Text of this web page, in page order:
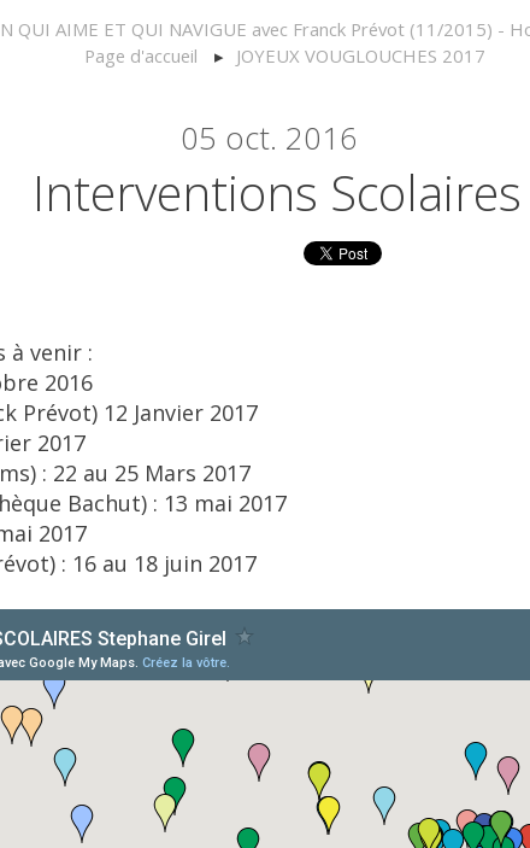
QUI AIME ET QUI NAVIGUE avec Franck Prévot (11/2015) -
Page d'accueil
JOYEUX VOUGLOUCHES 2017
05 oct. 2016
Interventions Scolaires
à venir :
2016
Prévot) 12 Janvier 2017
2017
: 22 au 25 Mars 2017
Bachut) : 13 mai 2017
2017
: 16 au 18 juin 2017